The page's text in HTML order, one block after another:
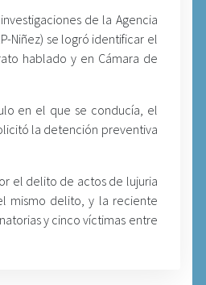
de la Agencia
Niñez) se logró identificar el
hablado y en Cámara de
en el que se conducía, el
la detención preventiva
el delito de actos de lujuria
mismo delito, y la reciente
y cinco víctimas entre